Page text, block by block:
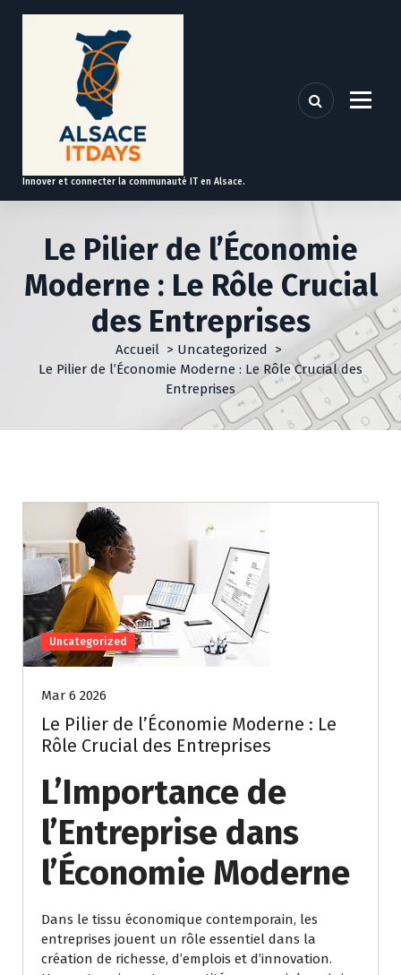
t
Innover et connecter la communauté IT en Alsace.
Le Pilier de l’Économie
Moderne : Le Rôle Crucial
des Entreprises
Accueil > Uncategorized >
Le Pilier de l’Économie Moderne : Le Rôle Crucial des
Entreprises
Uncategorized
Mar 6 2026
Le Pilier de l’Économie Moderne : Le
Rôle Crucial des Entreprises
L’Importance de
l’Entreprise dans
l’Économie Moderne
Dans le tissu économique contemporain, les
entreprises jouent un rôle essentiel dans la
création de richesse, d’emplois et d’innovation.